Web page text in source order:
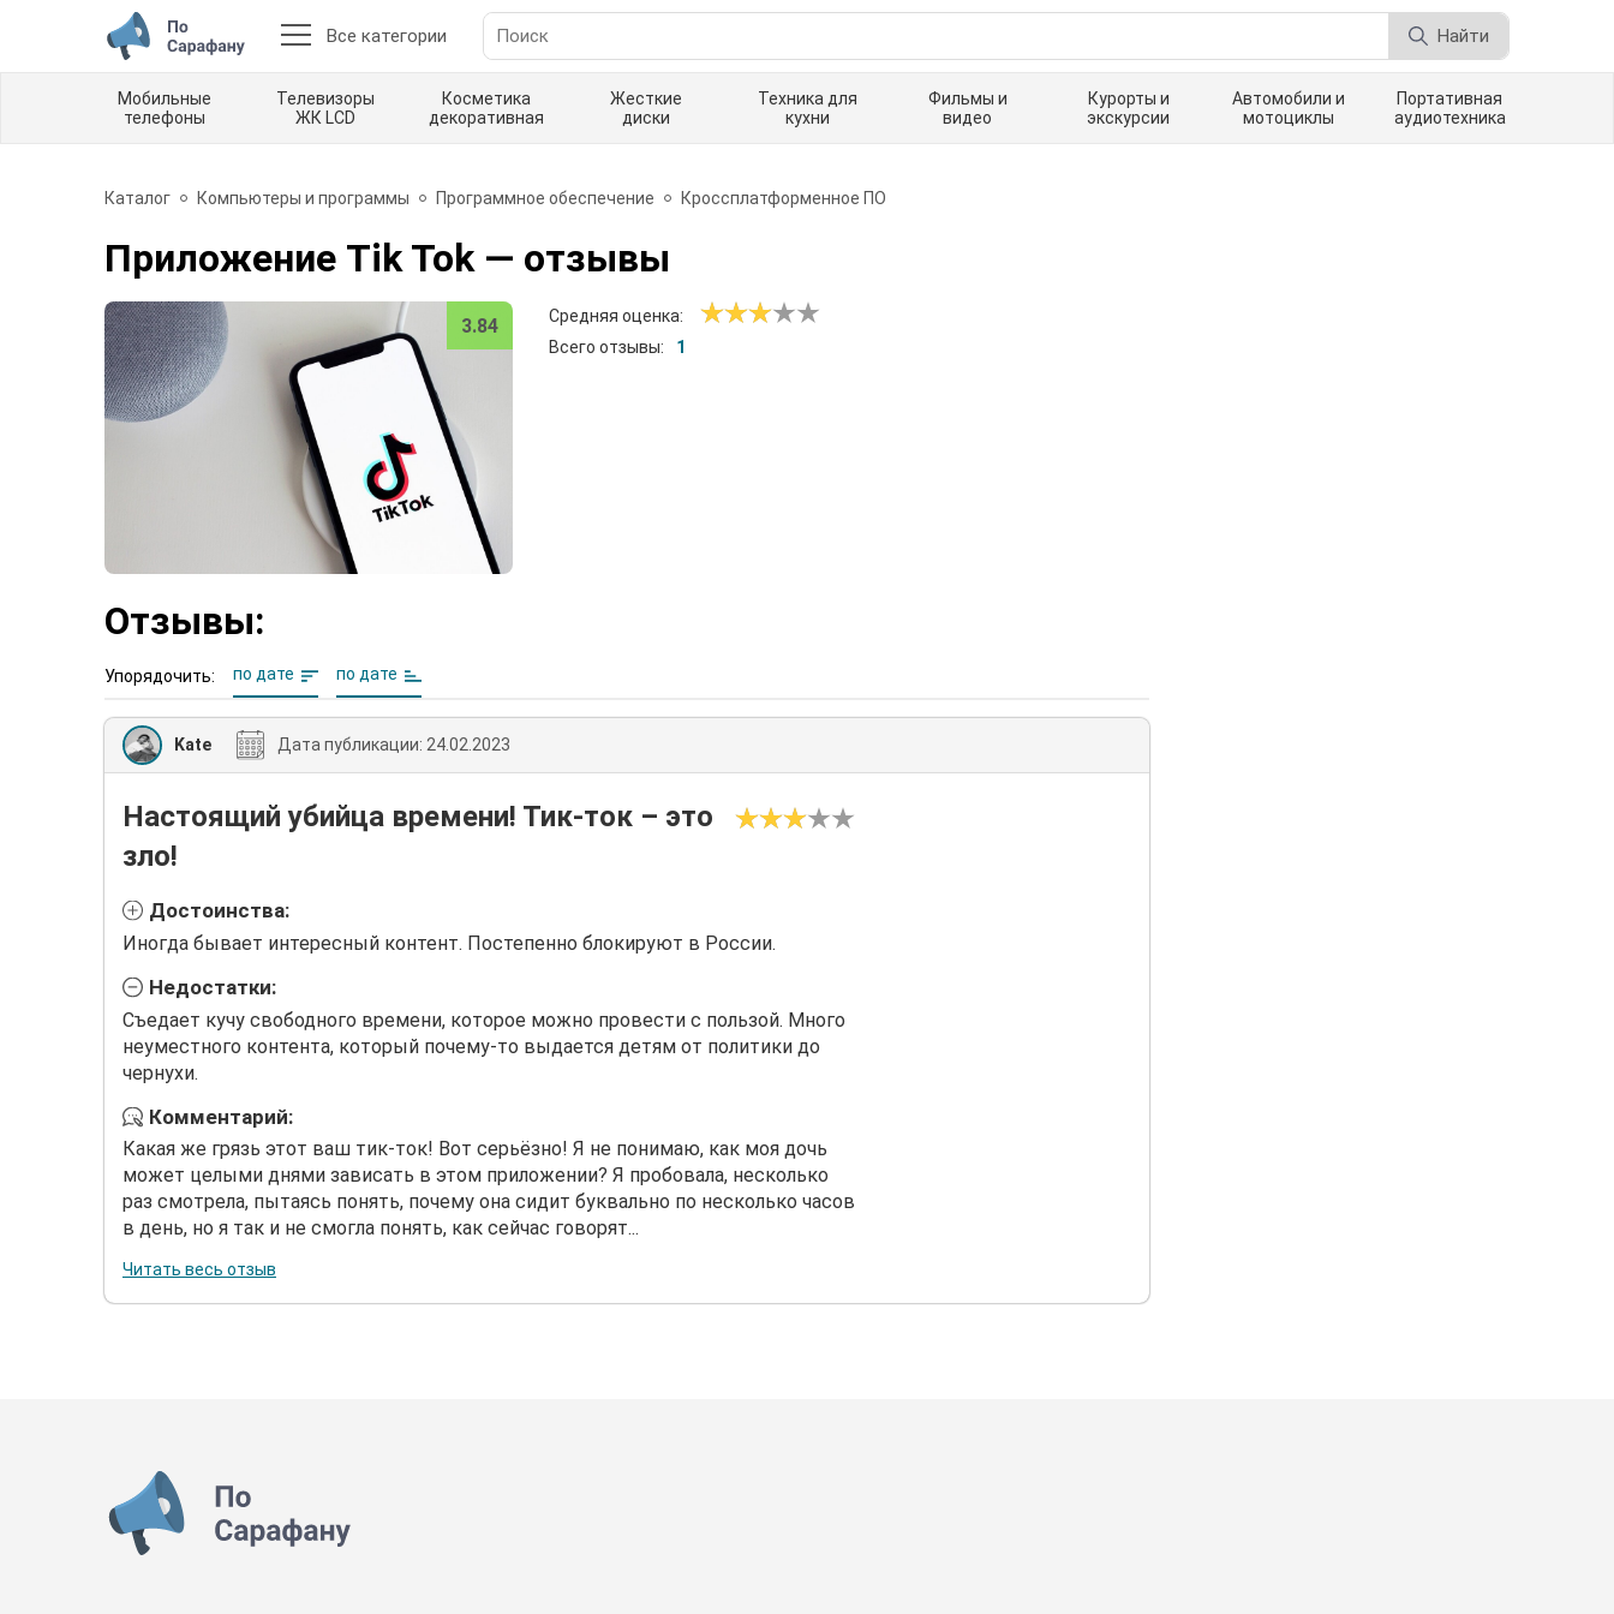
Все категории Найти
Мобильные
телефоны
Телевизоры
ЖК LCD
Косметика
декоративная
Жесткие
диски
Техника для
кухни
Фильмы и
видео
Курорты и
экскурсии
Автомобили и
мотоциклы
Портативная
аудиотехника
Каталог Компьютеры и программы Программное обеспечение Кроссплатформенное ПО
Приложение Tik Tok— отзывы
3.84
Средняя оценка:
Всего отзывы:
1
Отзывы:
Упорядочить: по дате по дате
Kate Дата публикации: 24.02.2023
Настоящий убийца времени! Тик-ток – это
зло!
Достоинства:
Иногда бывает интересный контент. Постепенно блокируют в России.
Недостатки:
Съедает кучу свободного времени, которое можно провести с пользой. Много
неуместного контента, который почему-то выдается детям от политики до
чернухи.
Комментарий:
Какая же грязь этот ваш тик-ток! Вот серьёзно! Я не понимаю, как моя дочь
может целыми днями зависать в этом приложении? Я пробовала, несколько
раз смотрела, пытаясь понять, почему она сидит буквально по несколько часов
в день, но я так и не смогла понять, как сейчас говорят...
Читать весь отзыв